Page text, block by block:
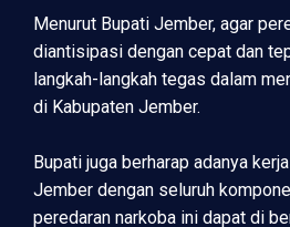
Menurut Bupati Jember, agar
diantisipasi dengan cepat dan
langkah-langkah tegas dalam
di Kabupaten Jember.
Bupati juga berharap adanya
Jember dengan seluruh
peredaran narkoba ini dapat di